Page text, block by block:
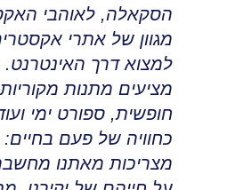
הסקאלה, לאוהבי
מגוון של אתרי
למצוא דרך האינטרנט.
מציעים מתנות
חופשית, ספורט ימי
כחוויה של פעם בחיים:
מצריכות מאתנו